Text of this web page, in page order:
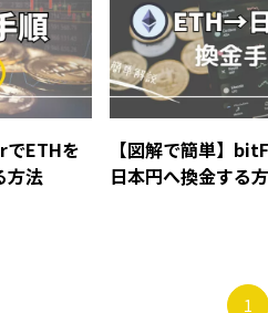
でETHを
方法
【図解で簡単】
日本円へ換金する
1